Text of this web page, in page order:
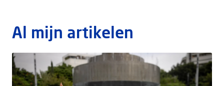
Al mijn artikelen